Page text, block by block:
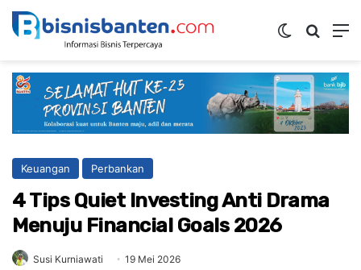
Switch skin
Keuangan Perbankan
4 Tips Quiet Investing Anti Drama
Menuju Financial Goals 2026
Susi Kurniawati 19 Mei 2026